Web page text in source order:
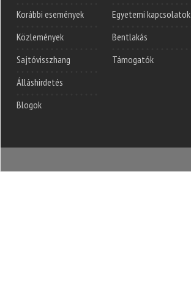
Korábbi események
Közlemények
Sajtóvisszhang
Álláshirdetés
Blogok
Egyetemi kapcsolatok
Bentlakás
Támogatók